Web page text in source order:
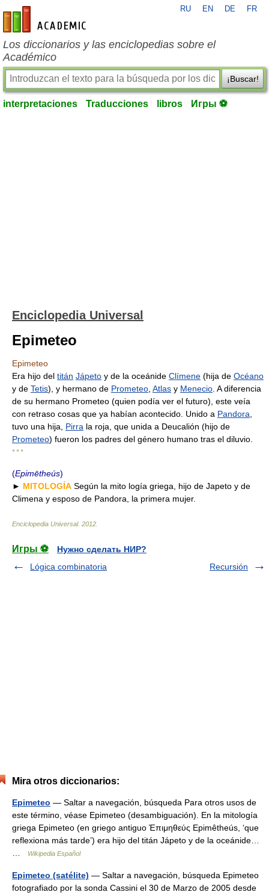
es-academic.com
RU EN DE FR
Los diccionarios y las enciclopedias sobre el
Académico
¡Buscar!
interpretaciones Traducciones libros Игры ⚽
Enciclopedia Universal
Epimeteo
Epimeteo
Era hijo del titán Jápeto y de la oceánide Clímene (hija de Océano
y de Tetis), y hermano de Prometeo Atlas y Menecio . A diferencia
de su hermano Prometeo (quien podía ver el futuro), este veía
con retraso cosas que ya habían acontecido. Unido a Pandora
tuvo una hija, Pirra la roja, que unida a Deucalión (hijo de
Prometeo) fueron los padres del género humano tras el diluvio.
* * *
(Epimētheús)
► MITOLOGÍA Según la mito logía griega, hijo de Japeto y de
Climena y esposo de Pandora, la primera mujer.
Enciclopedia Universal. 2012
Игры ⚽
Нужно сделать НИР?
Lógica combinatoria
Recursión
Mira otros diccionarios:
Epimeteo — Saltar a navegación, búsqueda Para otros usos de
este término, véase Epimeteo (desambiguación). En la mitología
griega Epimeteo (en griego antiguo Ἐπιμηθεύς Epimêtheús, ‘que
reflexiona más tarde’) era hijo del titán Jápeto y de la oceánide…
Wikipedia Español
Epimeteo (satélite) — Saltar a navegación, búsqueda Epimeteo
fotografiado por la sonda Cassini el 30 de Marzo de 2005 desde